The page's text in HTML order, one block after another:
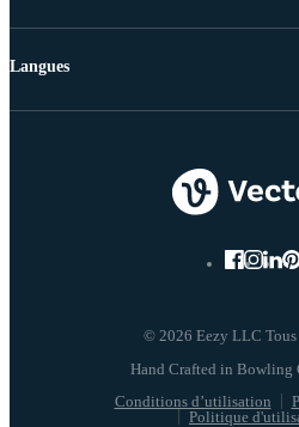
© 2026 Eezy LLC Tous
Conditions d’utilisation
Politique
Langues